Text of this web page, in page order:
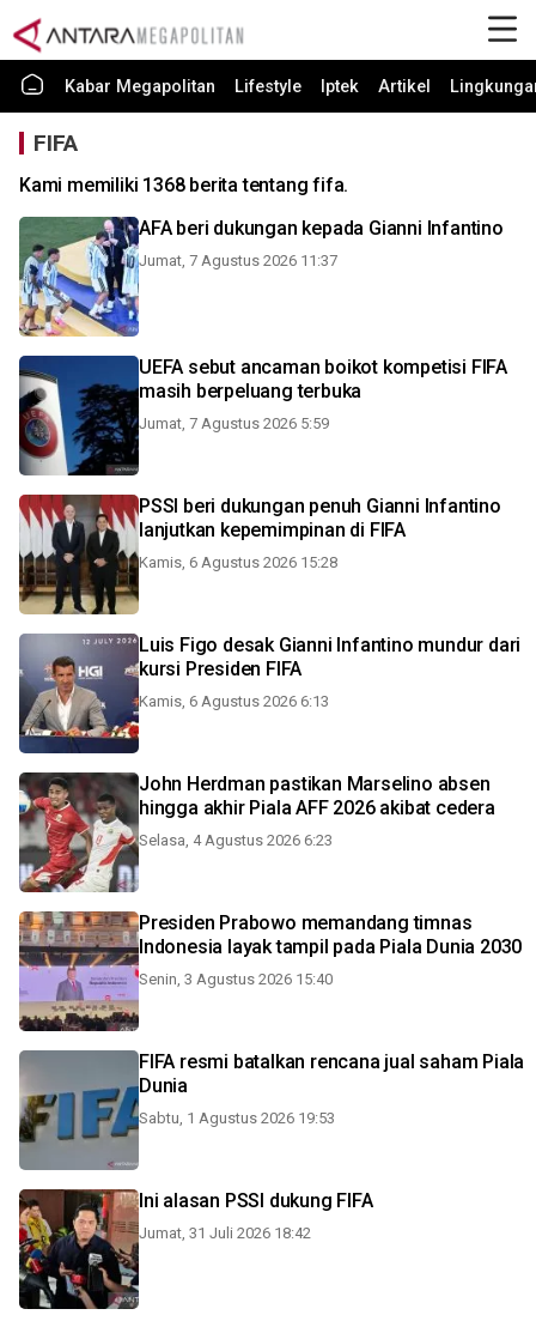
Kabar Megapolitan Lifestyle Iptek Artikel
FIFA
Kami memiliki 1368 berita tentang fifa.
AFA beri dukungan kepada Gianni Infantino
Jumat, 7 Agustus 2026 11:37
UEFA sebut ancaman boikot kompetisi FIFA
masih berpeluang terbuka
Jumat, 7 Agustus 2026 5:59
PSSI beri dukungan penuh Gianni Infantino
lanjutkan kepemimpinan di FIFA
Kamis, 6 Agustus 2026 15:28
Luis Figo desak Gianni Infantino mundur dari
kursi Presiden FIFA
Kamis, 6 Agustus 2026 6:13
John Herdman pastikan Marselino absen
hingga akhir Piala AFF 2026 akibat cedera
Selasa, 4 Agustus 2026 6:23
Presiden Prabowo memandang timnas
Indonesia layak tampil pada Piala Dunia 2030
Senin, 3 Agustus 2026 15:40
FIFA resmi batalkan rencana jual saham Piala
Dunia
Sabtu, 1 Agustus 2026 19:53
Ini alasan PSSI dukung FIFA
Jumat, 31 Juli 2026 18:42